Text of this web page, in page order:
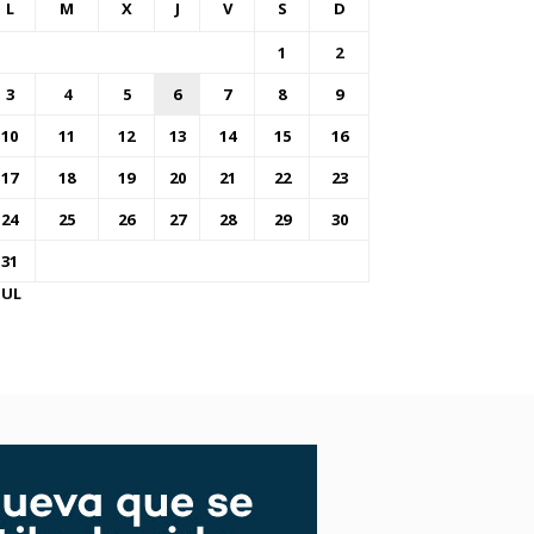
L M X J V S D
1
2
3
4 5 6 7 8
9
10
11 12 13 14 15
16
17
18 19 20 21 22
23
24
25 26 27 28 29
30
31